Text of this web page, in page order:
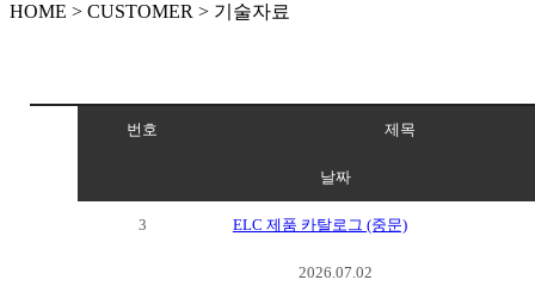
HOME > CUSTOMER > 기술자료
번호 제목
날짜
3 ELC 제품 카탈로그 (중문)
2026.07.02